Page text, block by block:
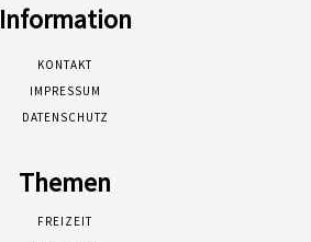
Information
KONTAKT
IMPRESSUM
DATENSCHUTZ
Themen
FREIZEIT